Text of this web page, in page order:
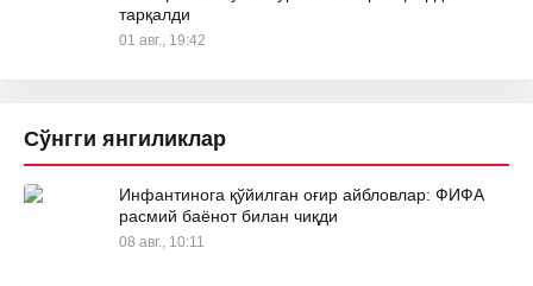
тарқалди
01 авг., 19:42
Сўнгги янгиликлар
Инфантинога қўйилган оғир айбловлар: ФИФА
расмий баёнот билан чиқди
08 авг., 10:11